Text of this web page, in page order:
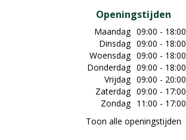
Openingstijden
Maandag 09:00 - 18:00
Dinsdag 09:00 - 18:00
Woensdag 09:00 - 18:00
Donderdag 09:00 - 18:00
Vrijdag 09:00 - 20:00
Zaterdag 09:00 - 17:00
Zondag 11:00 - 17:00
Toon alle openingstijden